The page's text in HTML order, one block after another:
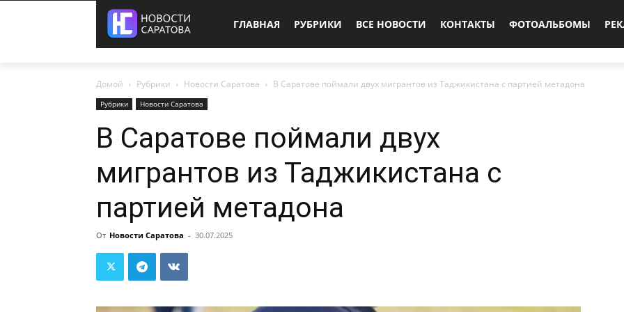
ГЛАВНАЯ РУБРИКИ ВСЕ НОВОСТИ КОНТАКТЫ ФОТОАЛЬБОМЫ
Домой Рубрики Новости Саратова В Саратове поймали двух мигрантов из Таджикистана с партией метадона
Рубрики Новости Саратова
В Саратове поймали двух
мигрантов из Таджикистана с
партией метадона
От Новости Саратова - 30.07.2025